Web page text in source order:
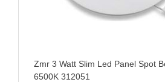
Zmr 3 Watt Slim Led Panel Spot
6500K 312051